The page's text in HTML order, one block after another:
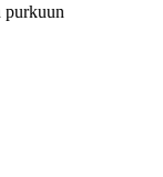
purkuun